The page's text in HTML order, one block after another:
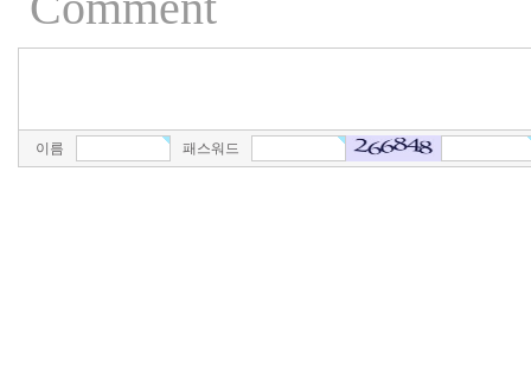
이름
패스워드